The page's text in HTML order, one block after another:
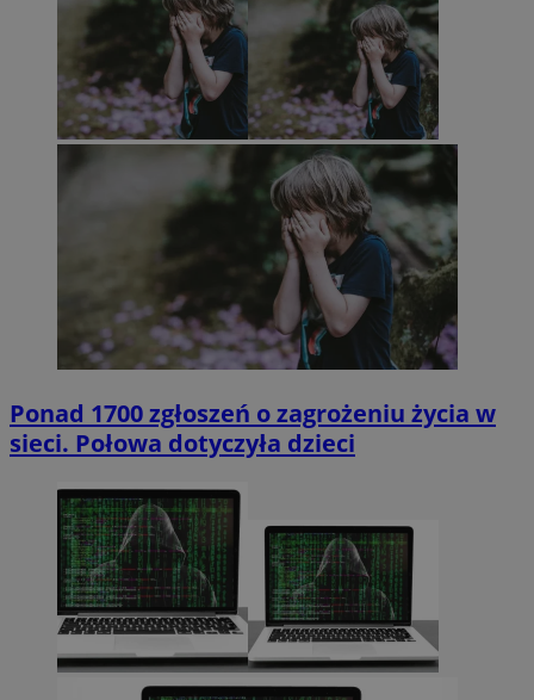
Ponad 1700 zgłoszeń o zagrożeniu życia w
sieci. Połowa dotyczyła dzieci